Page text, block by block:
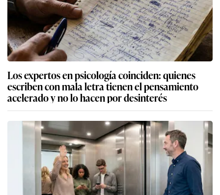
Los expertos en psicología coinciden: quienes
escriben con mala letra tienen el pensamiento
acelerado y no lo hacen por desinterés